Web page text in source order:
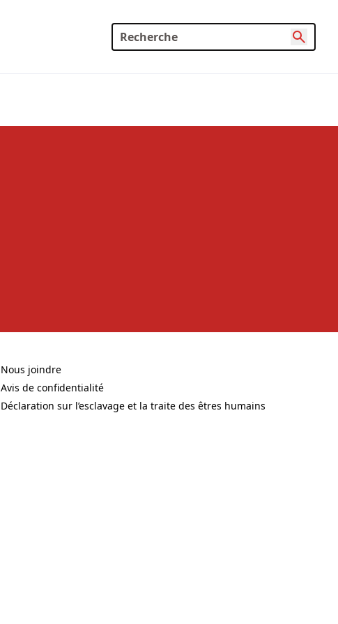
Nous joindre
(Opens in a new tab)
Avis de confidentialité
(Opens in a new tab)
Déclaration sur l’esclavage et la traite des êtres humains
(Opens in a new tab)